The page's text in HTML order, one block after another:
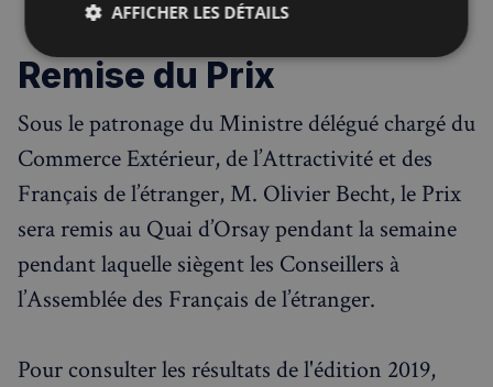
Remise du Prix
Sous le patronage du Ministre délégué chargé du
Commerce Extérieur, de l’Attractivité et des
Français de l’étranger, M. Olivier Becht, le Prix
sera remis au Quai d’Orsay pendant la semaine
pendant laquelle siègent les Conseillers à
l’Assemblée des Français de l’étranger.
Pour consulter les résultats de l'édition 2019,
AFFICHER LES DÉTAILS
Strictement
nécessaires
Performance Ciblage
Fonctionnalité
Performance